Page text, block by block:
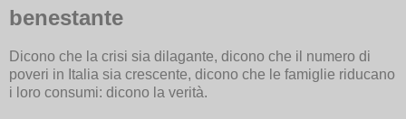
benestante
Dicono che la crisi sia dilagante, dicono che il numero di
poveri in Italia sia crescente, dicono che le famiglie riducano
i loro consumi: dicono la verità.